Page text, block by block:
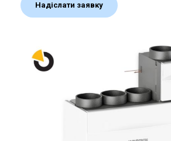
Надіслати заявку